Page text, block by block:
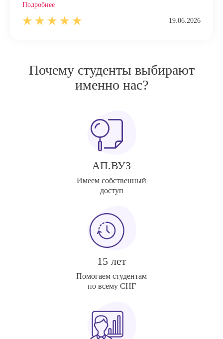
Подробнее
19.06.2026
Почему студенты выбирают
именно нас?
АП.ВУЗ
Имеем собственный
доступ
15 лет
Помогаем студентам
по всему СНГ